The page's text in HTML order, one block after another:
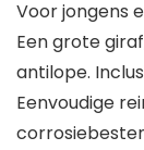
Voor jongens
Een grote
antilope.
Eenvoudige